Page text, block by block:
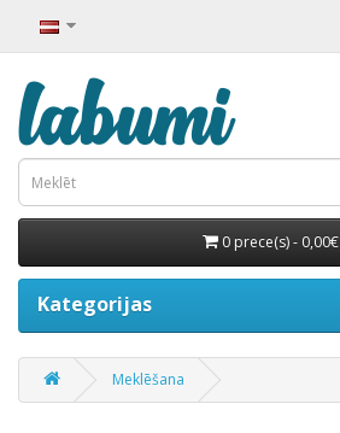
0 prece(s) - 0,00€
Kategorijas
Meklēšana